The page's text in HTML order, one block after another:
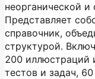
неорганической
Представляет
справочник,
структурой.
200 иллюстраций
тестов и задач,